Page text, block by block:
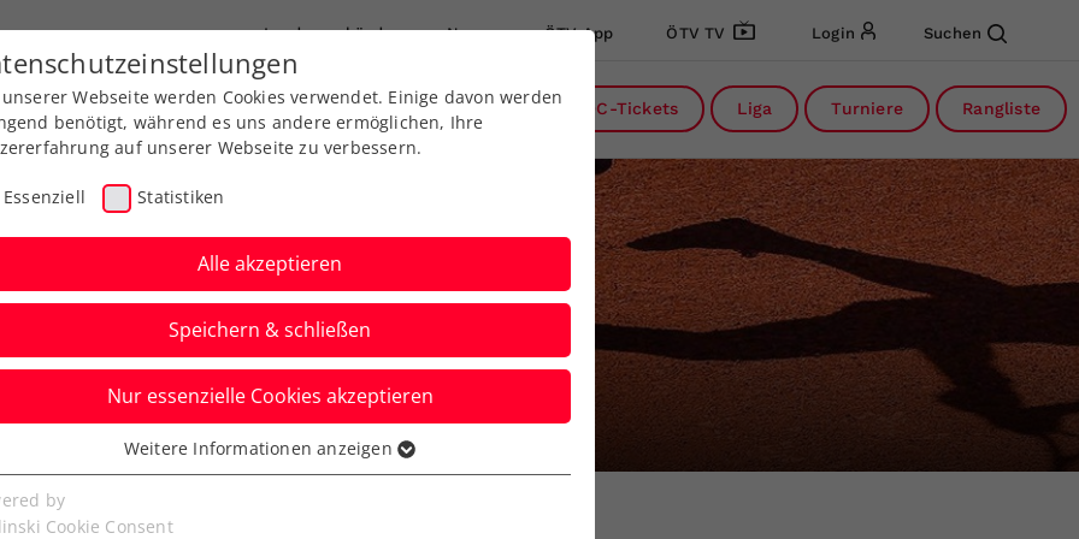
Landesverbände News ÖTV App ÖTV TV Login Suchen
Ausbildung Services Über uns DC-Tickets Liga Turniere Rangliste
Play Fair Code
Webseite werden Cookies verwendet. Einige davon werden
benötigt, während es uns andere ermöglichen, Ihre
auf unserer Webseite zu verbessern.
Essenziell Statistiken
Alle akzeptieren
Speichern & schließen
Nur essenzielle Cookies akzeptieren
Cookies werden für grundlegende Funktionen der
benötigt. Dadurch ist gewährleistet, dass die Webseite
Weitere Informationen anzeigen
by
Cookie Consent